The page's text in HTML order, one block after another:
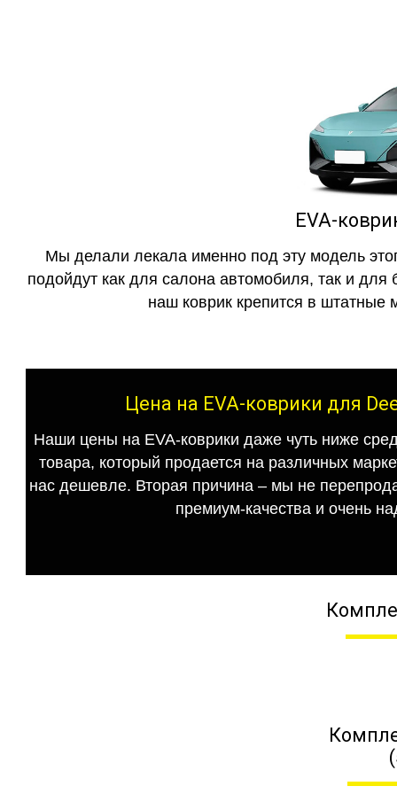
EVA-
Мы делали лекала именно под эту модель
подойдут как для салона автомобиля, так и для
наш коврик крепится в штатные
Цена на EVA-коврики для
Наши цены на EVA-коврики даже чуть ниже
товара, который продается на различных
нас дешевле. Вторая причина – мы не
премиум-качества и очень